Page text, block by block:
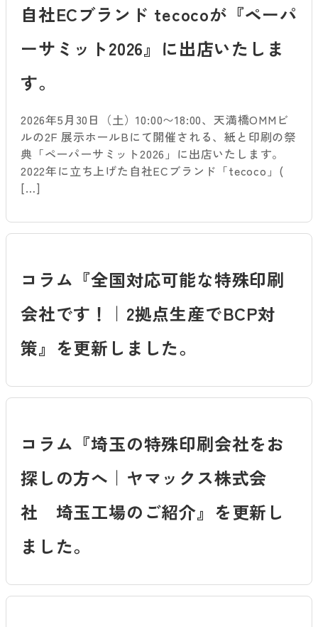
自社ECブランド tecocoが『ペーパ
ーサミット2026』に出店いたしま
す。
2026年5月30日（土）10:00〜18:00、天満橋OMMビ
ルの2F 展示ホールBにて開催される、紙と印刷の祭
典「ペーパーサミット2026」に出店いたします。
2022年に立ち上げた自社ECブランド「tecoco」(
[…]
コラム『全国対応可能な特殊印刷
会社です！｜2拠点生産でBCP対
策』を更新しました。
コラム『埼玉の特殊印刷会社をお
探しの方へ｜ヤマックス株式会
社 埼玉工場のご紹介』を更新し
ました。